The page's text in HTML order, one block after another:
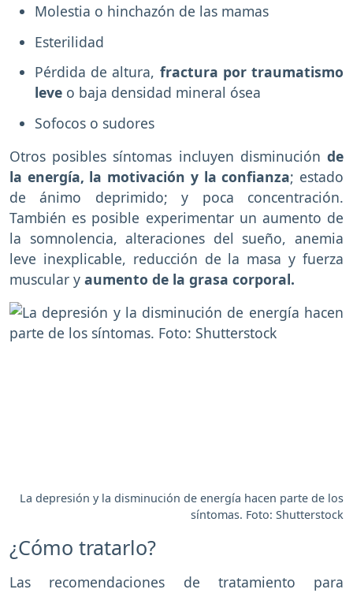
Molestia o hinchazón de las mamas
Esterilidad
Pérdida de altura, fractura por traumatismo
leve o baja densidad mineral ósea
Sofocos o sudores
Otros posibles síntomas incluyen disminución de
la energía, la motivación y la confianza; estado
de ánimo deprimido; y poca concentración.
También es posible experimentar un aumento de
la somnolencia, alteraciones del sueño, anemia
leve inexplicable, reducción de la masa y fuerza
muscular y aumento de la grasa corporal.
La depresión y la disminución de energía hacen parte de los
síntomas. Foto: Shutterstock
¿Cómo tratarlo?
Las recomendaciones de tratamiento para